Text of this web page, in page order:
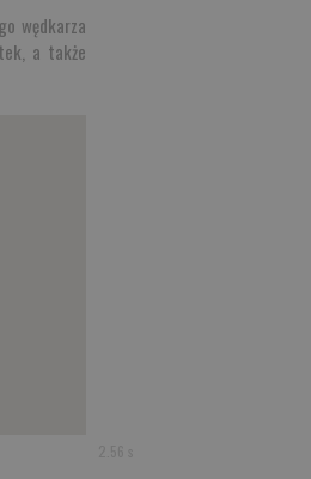
wędkarza
a także